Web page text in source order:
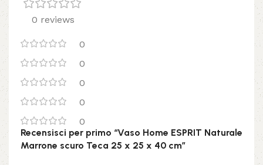
0 reviews
0
0
0
0
0
Recensisci per primo “Vaso Home ESPRIT Naturale
Marrone scuro Teca 25 x 25 x 40 cm”